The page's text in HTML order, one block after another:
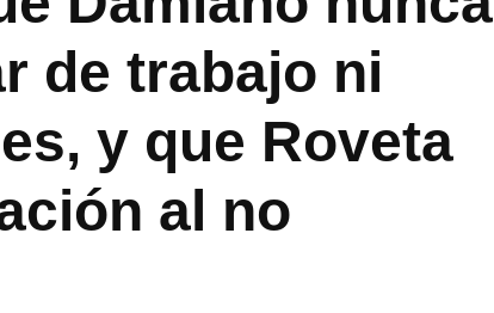
de trabajo ni
y que Roveta
al no